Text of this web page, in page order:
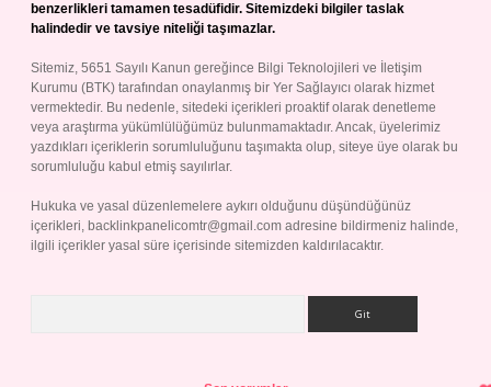
benzerlikleri tamamen tesadüfidir. Sitemizdeki bilgiler taslak
halindedir ve tavsiye niteliği taşımazlar.
Sitemiz, 5651 Sayılı Kanun gereğince Bilgi Teknolojileri ve İletişim
Kurumu (BTK) tarafından onaylanmış bir Yer Sağlayıcı olarak hizmet
vermektedir. Bu nedenle, sitedeki içerikleri proaktif olarak denetleme
veya araştırma yükümlülüğümüz bulunmamaktadır. Ancak, üyelerimiz
yazdıkları içeriklerin sorumluluğunu taşımakta olup, siteye üye olarak bu
sorumluluğu kabul etmiş sayılırlar.
Hukuka ve yasal düzenlemelere aykırı olduğunu düşündüğünüz
içerikleri, backlinkpanelicomtr@gmail.com adresine bildirmeniz halinde,
ilgili içerikler yasal süre içerisinde sitemizden kaldırılacaktır.